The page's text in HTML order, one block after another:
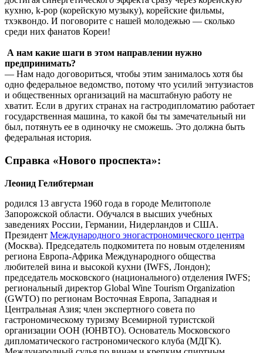
кухню, k-pop (корейскую музыку), корейские фильмы,
тхэквондо. И поговорите с нашей молодежью — сколько
среди них фанатов Кореи!
А нам какие шаги в этом направлении нужно
предпринимать?
— Нам надо договориться, чтобы этим занималось хотя бы
одно федеральное ведомство, потому что усилий энтузиастов
и общественных организаций на масштабную работу не
хватит. Если в других странах на гастродипломатию работает
государственная машина, то какой бы ты замечательный ни
был, потянуть ее в одиночку не сможешь. Это должна быть
федеральная история.
Справка «Нового проспекта»:
Леонид Гелибтерман
родился 13 августа 1960 года в городе Мелитополе
Запорожской области. Обучался в высших учебных
заведениях России, Германии, Нидерландов и США.
Президент Международного эногастрономического центра
(Москва). Председатель подкомитета по новым отделениям
региона Европа-Африка Международного общества
любителей вина и высокой кухни (IWFS, Лондон);
председатель московского (национального) отделения IWFS;
региональный директор Global Wine Tourism Organization
(GWTO) по регионам Восточная Европа, Западная и
Центральная Азия; член экспертного совета по
гастрономическому туризму Всемирной туристской
организации ООН (ЮНВТО). Основатель Московского
дипломатического гастрономического клуба (МДГК).